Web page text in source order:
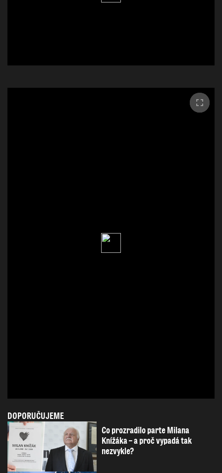
DOPORUČUJEME
Co prozradilo parte Milana
Knížáka – a proč vypadá tak
nezvykle?